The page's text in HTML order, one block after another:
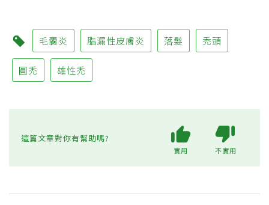
毛囊炎 脂漏性皮膚炎 落髮 禿頭
圓禿 雄性禿
這篇文章對你有幫助嗎?
實用 不實用